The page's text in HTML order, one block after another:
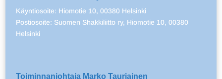
Käyntiosoite: Hiomotie 10, 00380 Helsinki
Postiosoite: Suomen Shakkiliitto ry, Hiomotie 10, 00380
Helsinki
Toiminnanjohtaja Marko Tauriainen